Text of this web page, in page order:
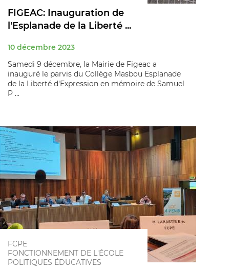
FIGEAC: Inauguration de
l'Esplanade de la Liberté ...
10 décembre 2023
Samedi 9 décembre, la Mairie de Figeac a
inauguré le parvis du Collège Masbou Esplanade
de la Liberté d'Expression en mémoire de Samuel
P ...
FCPE
FONCTIONNEMENT DE L'ÉCOLE
POLITIQUES ÉDUCATIVES